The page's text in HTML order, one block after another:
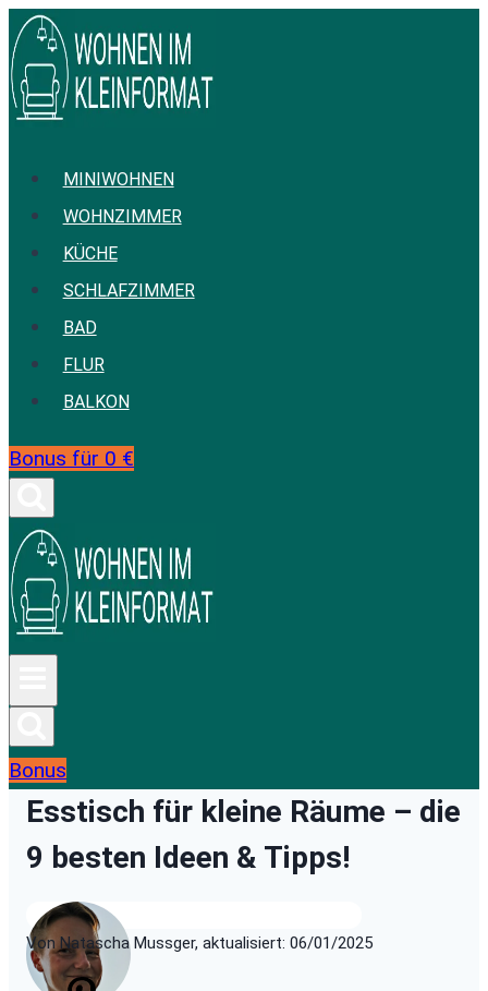
Zum
Inhalt
springen
MINIWOHNEN
WOHNZIMMER
KÜCHE
SCHLAFZIMMER
BAD
FLUR
BALKON
Bonus für 0 €
Bonus
Esstisch für kleine Räume – die
9 besten Ideen & Tipps!
Von Natascha Mussger, aktualisiert: 06/01/2025